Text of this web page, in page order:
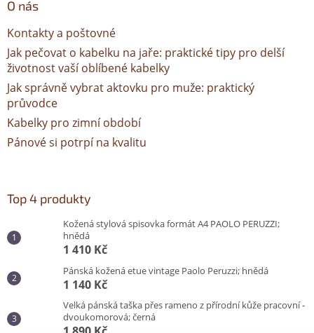
O nás
Kontakty a poštovné
Jak pečovat o kabelku na jaře: praktické tipy pro delší
životnost vaší oblíbené kabelky
Jak správně vybrat aktovku pro muže: praktický
průvodce
Kabelky pro zimní období
Pánové si potrpí na kvalitu
Top 4 produkty
Kožená stylová spisovka formát A4 PAOLO PERUZZI;
hnědá
1 410 Kč
Pánská kožená etue vintage Paolo Peruzzi; hnědá
1 140 Kč
Velká pánská taška přes rameno z přírodní kůže pracovní -
dvoukomorová; černá